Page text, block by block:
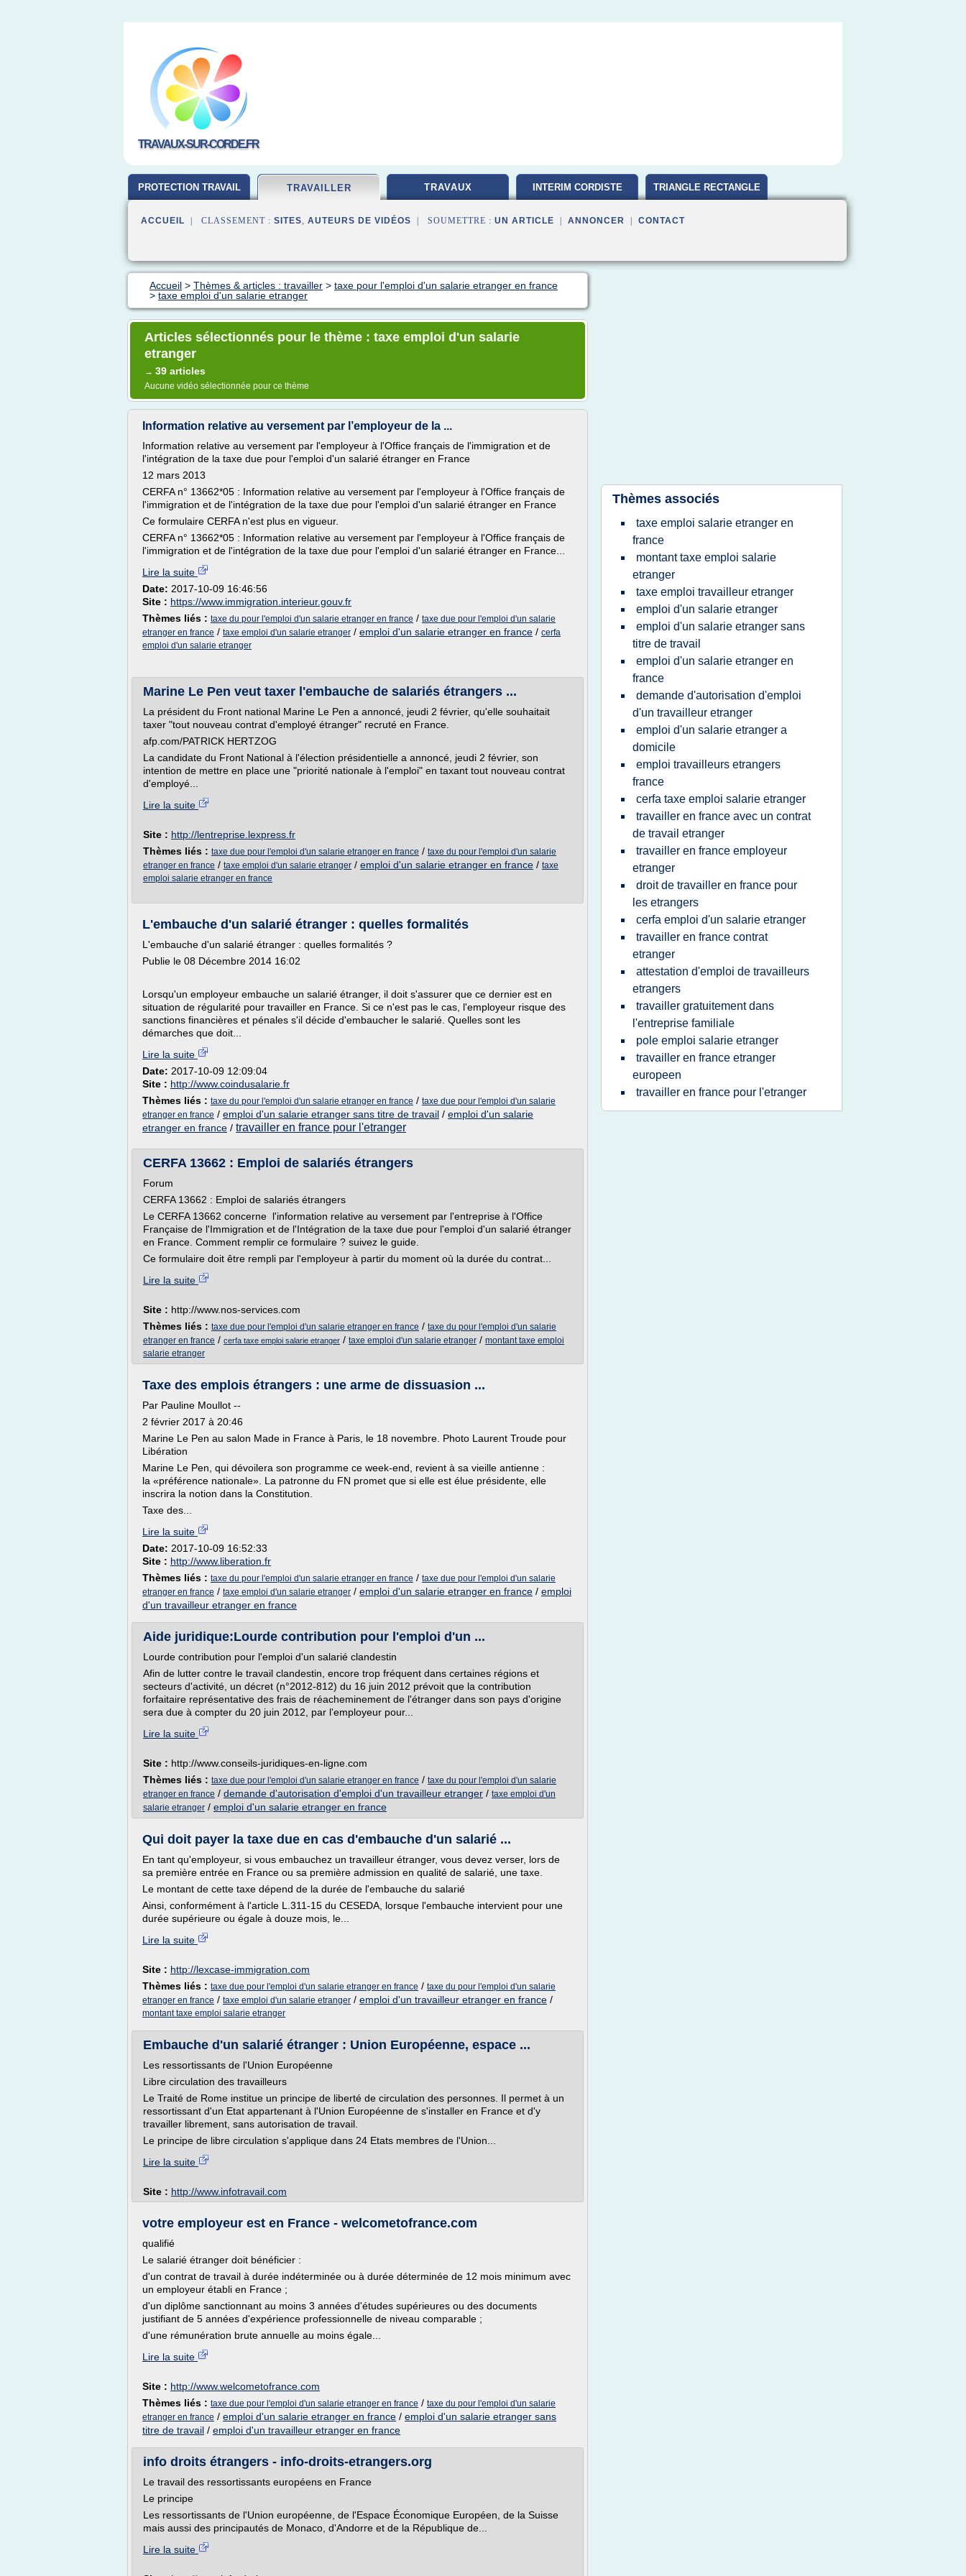
TRAVAUX-SUR-CORDE.FR
PROTECTION TRAVAIL TRAVAILLER TRAVAUX INTERIM CORDISTE TRIANGLE RECTANGLE
ACCUEIL | CLASSEMENT : SITES, AUTEURS DE VIDÉOS | SOUMETTRE : UN ARTICLE ANNONCER CONTACT
Accueil > Thèmes & articles : travailler > taxe pour l'emploi d'un salarie etranger en france
> taxe emploi d'un salarie etranger
Articles sélectionnés pour le thème : taxe emploi d'un salarie
etranger
→ 39 articles
Aucune vidéo sélectionnée pour ce thème
Information relative au versement par l’employeur de la ...
Information relative au versement par l'employeur à l'Office français de l'immigration et de
l'intégration de la taxe due pour l'emploi d'un salarié étranger en France
12 mars 2013
CERFA n° 13662*05 : Information relative au versement par l'employeur à l'Office français de
l'immigration et de l'intégration de la taxe due pour l'emploi d'un salarié étranger en France
Ce formulaire CERFA n'est plus en vigueur.
CERFA n° 13662*05 : Information relative au versement par l'employeur à l'Office français de
l'immigration et de l'intégration de la taxe due pour l'emploi d'un salarié étranger en France...
Lire la suite
Date: 2017-10-09 16:46:56
Site : https://www.immigration.interieur.gouv.fr
Thèmes liés : taxe du pour l'emploi d'un salarie etranger en france / taxe due pour l'emploi d'un salarie
etranger en france / taxe emploi d'un salarie etranger / emploi d'un salarie etranger en france / cerfa
emploi d'un salarie etranger
Marine Le Pen veut taxer l'embauche de salariés étrangers ...
La président du Front national Marine Le Pen a annoncé, jeudi 2 février, qu'elle souhaitait
taxer "tout nouveau contrat d'employé étranger" recruté en France.
afp.com/PATRICK HERTZOG
La candidate du Front National à l'élection présidentielle a annoncé, jeudi 2 février, son
intention de mettre en place une "priorité nationale à l'emploi" en taxant tout nouveau contrat
d'employé...
Lire la suite
Site : http://lentreprise.lexpress.fr
Thèmes liés : taxe due pour l'emploi d'un salarie etranger en france / taxe du pour l'emploi d'un salarie
etranger en france / taxe emploi d'un salarie etranger / emploi d'un salarie etranger en france / taxe
emploi salarie etranger en france
L'embauche d'un salarié étranger : quelles formalités
L'embauche d'un salarié étranger : quelles formalités ?
Publie le 08 Décembre 2014 16:02
Lorsqu'un employeur embauche un salarié étranger, il doit s'assurer que ce dernier est en
situation de régularité pour travailler en France. Si ce n'est pas le cas, l'employeur risque des
sanctions financières et pénales s'il décide d'embaucher le salarié. Quelles sont les
démarches que doit...
Lire la suite
Date: 2017-10-09 12:09:04
Site : http://www.coindusalarie.fr
Thèmes liés : taxe du pour l'emploi d'un salarie etranger en france / taxe due pour l'emploi d'un salarie
etranger en france / emploi d'un salarie etranger sans titre de travail / emploi d'un salarie
etranger en france / travailler en france pour l'etranger
CERFA 13662 : Emploi de salariés étrangers
Forum
CERFA 13662 : Emploi de salariés étrangers
Le CERFA 13662 concerne l'information relative au versement par l'entreprise à l'Office
Française de l'Immigration et de l'Intégration de la taxe due pour l'emploi d'un salarié étranger
en France. Comment remplir ce formulaire ? suivez le guide.
Ce formulaire doit être rempli par l'employeur à partir du moment où la durée du contrat...
Lire la suite
Site : http://www.nos-services.com
Thèmes liés : taxe due pour l'emploi d'un salarie etranger en france / taxe du pour l'emploi d'un salarie
etranger en france / cerfa taxe emploi salarie etranger / taxe emploi d'un salarie etranger / montant taxe emploi
salarie etranger
Taxe des emplois étrangers : une arme de dissuasion ...
Par Pauline Moullot --
2 février 2017 à 20:46
Marine Le Pen au salon Made in France à Paris, le 18 novembre. Photo Laurent Troude pour
Libération
Marine Le Pen, qui dévoilera son programme ce week-end, revient à sa vieille antienne :
la «préférence nationale». La patronne du FN promet que si elle est élue présidente, elle
inscrira la notion dans la Constitution.
Taxe des...
Lire la suite
Date: 2017-10-09 16:52:33
Site : http://www.liberation.fr
Thèmes liés : taxe du pour l'emploi d'un salarie etranger en france / taxe due pour l'emploi d'un salarie
etranger en france / taxe emploi d'un salarie etranger / emploi d'un salarie etranger en france / emploi
d'un travailleur etranger en france
Aide juridique:Lourde contribution pour l'emploi d'un ...
Lourde contribution pour l'emploi d'un salarié clandestin
Afin de lutter contre le travail clandestin, encore trop fréquent dans certaines régions et
secteurs d'activité, un décret (n°2012-812) du 16 juin 2012 prévoit que la contribution
forfaitaire représentative des frais de réacheminement de l'étranger dans son pays d'origine
sera due à compter du 20 juin 2012, par l'employeur pour...
Lire la suite
Site : http://www.conseils-juridiques-en-ligne.com
Thèmes liés : taxe due pour l'emploi d'un salarie etranger en france / taxe du pour l'emploi d'un salarie
etranger en france / demande d'autorisation d'emploi d'un travailleur etranger / taxe emploi d'un
salarie etranger / emploi d'un salarie etranger en france
Qui doit payer la taxe due en cas d'embauche d'un salarié ...
En tant qu'employeur, si vous embauchez un travailleur étranger, vous devez verser, lors de
sa première entrée en France ou sa première admission en qualité de salarié, une taxe.
Le montant de cette taxe dépend de la durée de l'embauche du salarié
Ainsi, conformément à l'article L.311-15 du CESEDA, lorsque l'embauche intervient pour une
durée supérieure ou égale à douze mois, le...
Lire la suite
Site : http://lexcase-immigration.com
Thèmes liés : taxe due pour l'emploi d'un salarie etranger en france / taxe du pour l'emploi d'un salarie
etranger en france / taxe emploi d'un salarie etranger / emploi d'un travailleur etranger en france /
montant taxe emploi salarie etranger
Embauche d'un salarié étranger : Union Européenne, espace ...
Les ressortissants de l'Union Européenne
Libre circulation des travailleurs
Le Traité de Rome institue un principe de liberté de circulation des personnes. Il permet à un
ressortissant d'un Etat appartenant à l'Union Européenne de s'installer en France et d'y
travailler librement, sans autorisation de travail.
Le principe de libre circulation s'applique dans 24 Etats membres de l'Union...
Lire la suite
Site : http://www.infotravail.com
votre employeur est en France - welcometofrance.com
qualifié
Le salarié étranger doit bénéficier :
d'un contrat de travail à durée indéterminée ou à durée déterminée de 12 mois minimum avec
un employeur établi en France ;
d'un diplôme sanctionnant au moins 3 années d'études supérieures ou des documents
justifiant de 5 années d'expérience professionnelle de niveau comparable ;
d'une rémunération brute annuelle au moins égale...
Lire la suite
Site : http://www.welcometofrance.com
Thèmes liés : taxe due pour l'emploi d'un salarie etranger en france / taxe du pour l'emploi d'un salarie
etranger en france / emploi d'un salarie etranger en france / emploi d'un salarie etranger sans
titre de travail / emploi d'un travailleur etranger en france
info droits étrangers - info-droits-etrangers.org
Le travail des ressortissants européens en France
Le principe
Les ressortissants de l'Union européenne, de l'Espace Économique Européen, de la Suisse
mais aussi des principautés de Monaco, d'Andorre et de la République de...
Lire la suite
Thèmes associés
taxe emploi salarie etranger en
france
montant taxe emploi salarie
etranger
taxe emploi travailleur etranger
emploi d'un salarie etranger
emploi d'un salarie etranger sans
titre de travail
emploi d'un salarie etranger en
france
demande d'autorisation d'emploi
d'un travailleur etranger
emploi d'un salarie etranger a
domicile
emploi travailleurs etrangers
france
cerfa taxe emploi salarie etranger
travailler en france avec un contrat
de travail etranger
travailler en france employeur
etranger
droit de travailler en france pour
les etrangers
cerfa emploi d'un salarie etranger
travailler en france contrat
etranger
attestation d'emploi de travailleurs
etrangers
travailler gratuitement dans
l'entreprise familiale
pole emploi salarie etranger
travailler en france etranger
europeen
travailler en france pour l'etranger